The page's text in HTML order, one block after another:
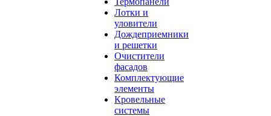
Лотки и
уловители
Дождеприемники
и решетки
Очистители
фасадов
Комплектующие
элементы
Кровельные
системы